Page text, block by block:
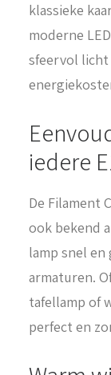
klassieke
moderne
sfeervol
iedere
De Filament
ook bekend
lamp snel
armaturen.
tafellamp of
perfect en